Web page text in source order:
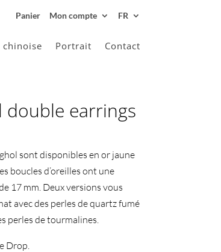
Panier Mon compte FR
Portrait Contact
double earrings
sont disponibles en or jaune
boucles d’oreilles ont une
17 mm. Deux versions vous
avec des perles de quartz fumé
perles de tourmalines.
Drop.